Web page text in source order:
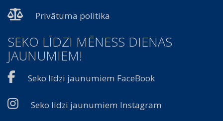
Privātuma politika
SEKO LĪDZI MĒNESS DIENAS
JAUNUMIEM!
Seko līdzi jaunumiem FaceBook
Seko līdzi jaunumiem Instagram